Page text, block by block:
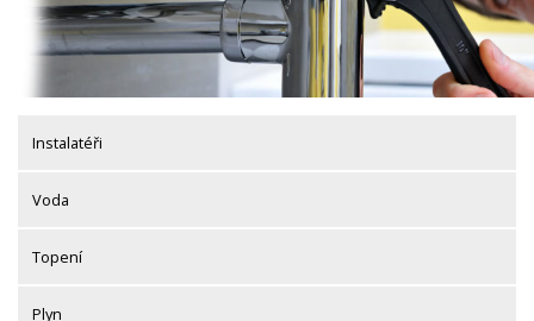
Instalatéři
Voda
Topení
Plyn